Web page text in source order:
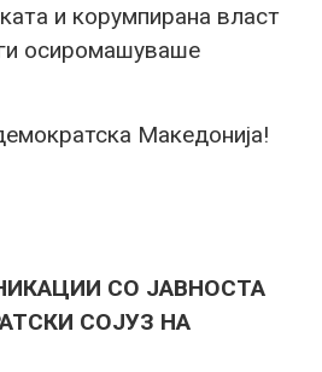
и корумпирана власт
осиромашуваше
Македонија!
СО ЈАВНОСТА
СОЈУЗ НА